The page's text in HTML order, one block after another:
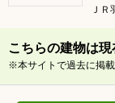
ＪＲ
こちらの建物は現
※本サイトで過去に掲載